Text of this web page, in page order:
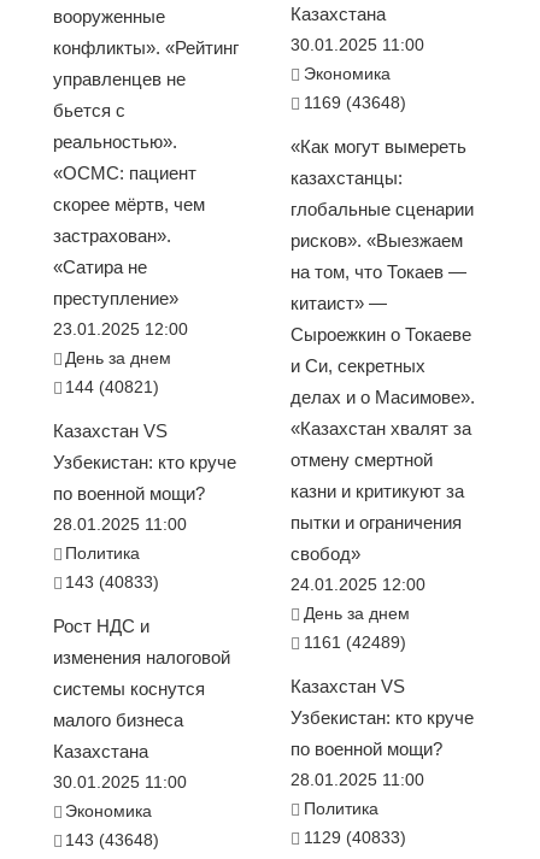
вооруженные
конфликты». «Рейтинг
управленцев не
бьется с
реальностью».
«ОСМС: пациент
скорее мёртв, чем
застрахован».
«Сатира не
преступление»
23.01.2025 12:00
День за днем
144 (40821)
Казахстан VS
Узбекистан: кто круче
по военной мощи?
28.01.2025 11:00
Политика
143 (40833)
Рост НДС и
изменения налоговой
системы коснутся
малого бизнеса
Казахстана
30.01.2025 11:00
Экономика
143 (43648)
Казахстана
30.01.2025 11:00
Экономика
1169 (43648)
«Как могут вымереть
казахстанцы:
глобальные сценарии
рисков». «Выезжаем
на том, что Токаев —
китаист» —
Сыроежкин о Токаеве
и Си, секретных
делах и о Масимове».
«Казахстан хвалят за
отмену смертной
казни и критикуют за
пытки и ограничения
свобод»
24.01.2025 12:00
День за днем
1161 (42489)
Казахстан VS
Узбекистан: кто круче
по военной мощи?
28.01.2025 11:00
Политика
1129 (40833)